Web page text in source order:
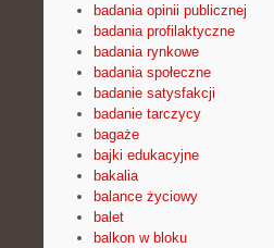
badania opinii publicznej
badania profilaktyczne
badania rynkowe
badania społeczne
badanie satysfakcji
badanie tarczycy
bagaże
bajki edukacyjne
bakalia
balance życiowy
balet
balkon w bloku